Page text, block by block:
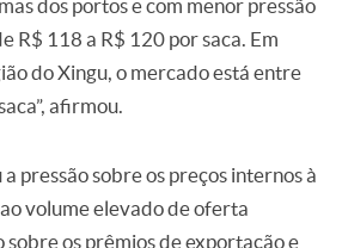
dos portos e com menor pressão
R$ 118 a R$ 120 por saca. Em
do Xingu, o mercado está entre
afirmou.
pressão sobre os preços internos à
volume elevado de oferta
sobre os prêmios de exportação e